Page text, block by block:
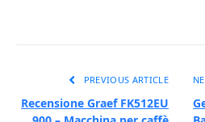
PREVIOUS ARTICLE
Recensione Graef FK512EU